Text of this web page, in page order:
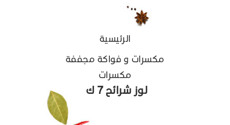
الرئيسية
مكسرات و فواكة مجففة
مكسرات
لوز شرائح 7 ك